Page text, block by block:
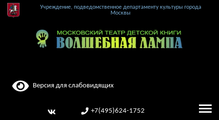
Учреждение, подведомственное департаменту культуры города
Москвы
Версия для слабовидящих
+7(495)624-1752